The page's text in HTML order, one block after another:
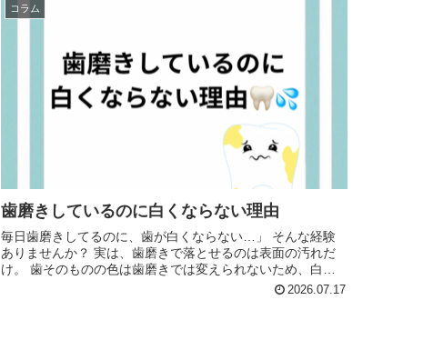
コラム
歯磨きしているのに白くならない理由
毎日歯磨きしてるのに、歯が白くならない…」 そんな経験
ありませんか？ 実は、歯磨きで落とせるのは表面の汚れだ
け。 歯そのものの色は歯磨きでは変えられないため、白く
したい場合はホワイトニングが必要です。 &#x1f...2026.07.17